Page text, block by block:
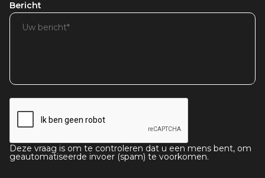
Bericht
Deze vraag is om te controleren dat u een mens bent, om
geautomatiseerde invoer (spam) te voorkomen.